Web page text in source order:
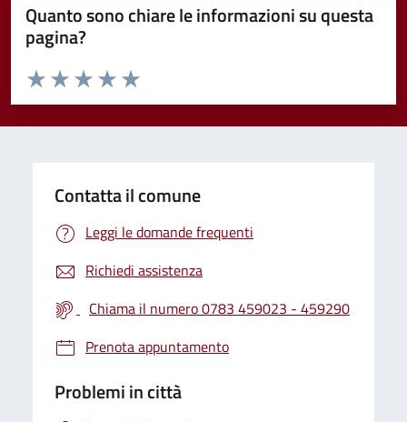
Quanto sono chiare le informazioni su questa
pagina?
Valuta da 1 a 5 stelle la pagina
Valuta 5 stelle su 5
Valuta 4 stelle su 5
Valuta 3 stelle su 5
Valuta 2 stelle su 5
Valuta 1 stelle su 5
Contatta il comune
Leggi le domande frequenti
Richiedi assistenza
Chiama il numero 0783 459023 - 459290
Prenota appuntamento
Problemi in città